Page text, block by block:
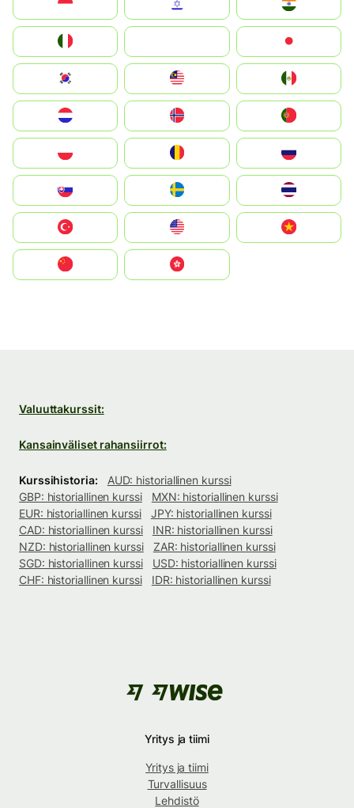
South Korea
United States
中國香港特別行政區
Valuuttakurssit:
Kansainväliset rahansiirrot:
Kurssihistoria:
AUD: historiallinen kurssi
GBP: historiallinen kurssi
MXN: historiallinen kurssi
EUR: historiallinen kurssi
JPY: historiallinen kurssi
CAD: historiallinen kurssi
INR: historiallinen kurssi
NZD: historiallinen kurssi
ZAR: historiallinen kurssi
SGD: historiallinen kurssi
USD: historiallinen kurssi
CHF: historiallinen kurssi
IDR: historiallinen kurssi
Yritys ja tiimi
Yritys ja tiimi
Turvallisuus
Lehdistö